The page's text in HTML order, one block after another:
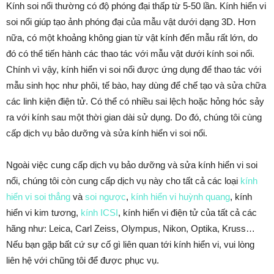
Kính soi nổi thường có độ phóng đại thấp từ 5-50 lần. Kính hiển vi
soi nổi giúp tạo ảnh phóng đại của mẫu vật dưới dạng 3D. Hơn
nữa, có một khoảng không gian từ vật kính đến mẫu rất lớn, do
đó có thể tiến hành các thao tác với mẫu vật dưới kính soi nổi.
Chính vì vậy, kính hiển vi soi nổi được ứng dụng để thao tác với
mẫu sinh học như phôi, tế bào, hay dùng để chế tạo và sửa chữa
các linh kiện điện tử. Có thể có nhiều sai lệch hoặc hỏng hóc sảy
ra với kính sau một thời gian dài sử dụng. Do đó, chúng tôi cùng
cấp dịch vụ bảo dưỡng và sửa kính hiển vi soi nổi.
Ngoài việc cung cấp dịch vụ bảo dưỡng và sửa kính hiển vi soi
nổi, chúng tôi còn cung cấp dịch vụ này cho tất cả các loại kính
hiển vi soi thẳng và soi ngược, kính hiển vi huỳnh quang, kính
hiển vi kim tương, kính ICSI, kính hiển vi điện tử của tất cả các
hãng như: Leica, Carl Zeiss, Olympus, Nikon, Optika, Kruss…
Nếu bạn gặp bất cứ sự cố gì liên quan tới kính hiển vi, vui lòng
liên hệ với chũng tôi để được phục vụ.